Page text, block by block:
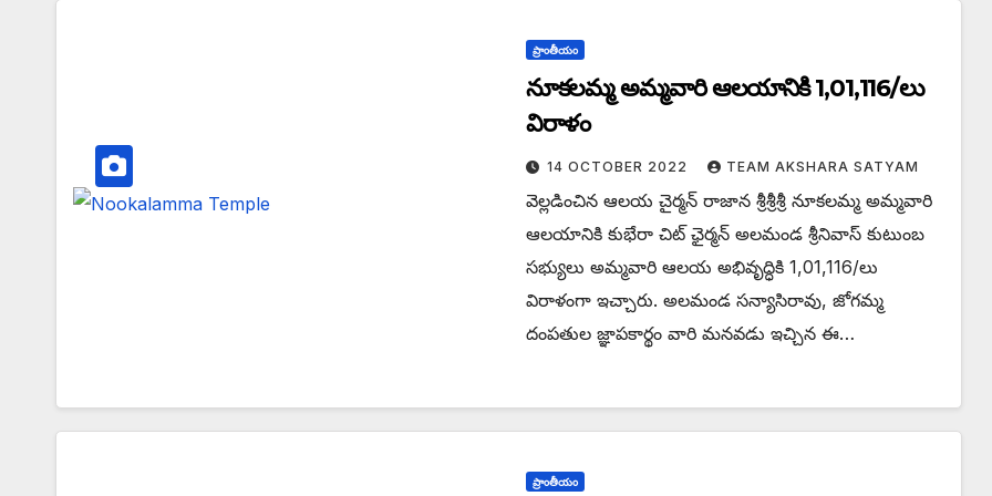
ప్రాంతీయం
నూకలమ్మ అమ్మవారి ఆలయానికి 1,01,116/లు
విరాళం
14 OCTOBER 2022 TEAM AKSHARA SATYAM
వెల్లడించిన ఆలయ చైర్మన్ రాజాన శ్రీశ్రీశ్రీ నూకలమ్మ అమ్మవారి
ఆలయానికి కుభేరా చిట్ ఛైర్మన్ అలమండ శ్రీనివాస్ కుటుంబ
సభ్యులు అమ్మవారి ఆలయ అభివృద్ధికి 1,01,116/లు
విరాళంగా ఇచ్చారు. అలమండ సన్యాసిరావు, జోగమ్మ
దంపతుల జ్ఞాపకార్థం వారి మనవడు ఇచ్చిన ఈ…
ప్రాంతీయం